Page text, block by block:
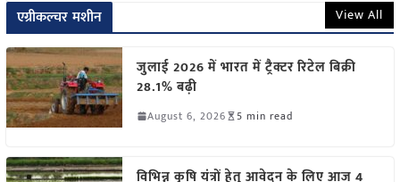
एग्रीकल्चर मशीन View All
जुलाई 2026 में भारत में ट्रैक्टर रिटेल बिक्री
28.1% बढ़ी
August 6, 2026 5 min read
विभिन्न कृषि यंत्रों हेतु आवेदन के लिए आज 4